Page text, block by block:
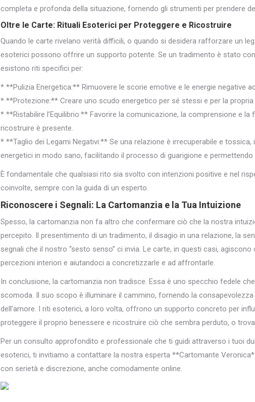
completa e profonda della situazione, fornendo gli strumenti per prendere
Oltre le Carte: Rituali Esoterici per Proteggere e Ricostruire
Quando le carte rivelano verità difficili, o quando si desidera rafforzare un
esoterici possono offrire un supporto potente. Se un tradimento è stato
esistono riti specifici per:
* **Pulizia Energetica:** Rimuovere le scorie emotive e le energie negative
* **Protezione:** Creare uno scudo energetico per sé stessi e per la
* **Ristabilire l’Equilibrio:** Favorire la comunicazione, la comprensione e la
ricostruire è presente.
* **Taglio dei Legami Negativi:** Se una relazione è irrecuperabile e
energetici in modo sano, facilitando il processo di guarigione e permettendo
È fondamentale che qualsiasi rito sia svolto con intenzioni positive e nel
coinvolte, sempre con la guida di un esperto.
Riconoscere i Segnali: La Cartomanzia e la Tua Intuizione
Spesso, la cartomanzia non fa altro che confermare ciò che la nostra
percepito. Il presentimento di un tradimento, il disagio in una relazione, la
segnali che il nostro “sesto senso” ci invia. Le carte, in questi casi,
percezioni interiori e aiutandoci a concretizzarle e ad affrontarle.
In conclusione, la cartomanzia non tradisce. Essa è uno specchio fedele
scomoda. Il suo scopo è illuminare il cammino, fornendo la
dell’amore. I riti esoterici, a loro volta, offrono un supporto concreto per
proteggere il proprio benessere e ricostruire ciò che sembra perduto, o
Per un consulto approfondito e professionale che ti guidi attraverso i tuoi
esoterici, ti invitiamo a contattare la nostra esperta **Cartomante
con serietà e discrezione, anche comodamente online.